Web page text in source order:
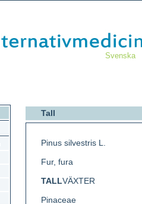
Svenska
Tall
Pinus silvestris L.
Fur, fura
TALLVÄXTER
Pinaceae